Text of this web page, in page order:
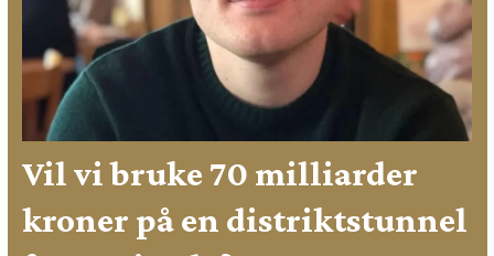
Vil vi bruke 70 milliarder
kroner på en distriktstunnel